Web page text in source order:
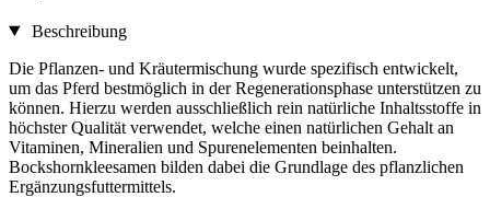
Beschreibung
Die Pflanzen- und Kräutermischung wurde spezifisch entwickelt,
um das Pferd bestmöglich in der Regenerationsphase unterstützen zu
können. Hierzu werden ausschließlich rein natürliche Inhaltsstoffe in
höchster Qualität verwendet, welche einen natürlichen Gehalt an
Vitaminen, Mineralien und Spurenelementen beinhalten.
Bockshornkleesamen bilden dabei die Grundlage des pflanzlichen
Ergänzungsfuttermittels.